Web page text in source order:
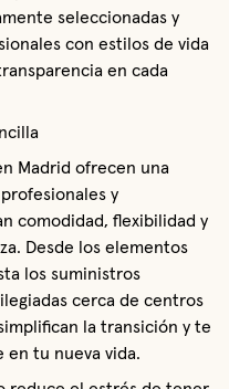
seleccionadas y
con estilos de vida
en cada
Madrid ofrecen una
y
comodidad, flexibilidad y
Desde los elementos
los suministros
cerca de centros
la transición y te
tu nueva vida.